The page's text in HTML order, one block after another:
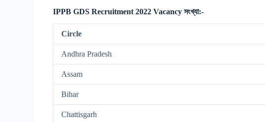
IPPB GDS Recruitment 2022 Vacancy সংখ্যা:-
Circle
Andhra Pradesh
Assam
Bihar
Chattisgarh